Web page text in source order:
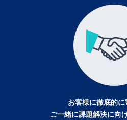
お客様に徹底的に
ご一緒に課題解決に向